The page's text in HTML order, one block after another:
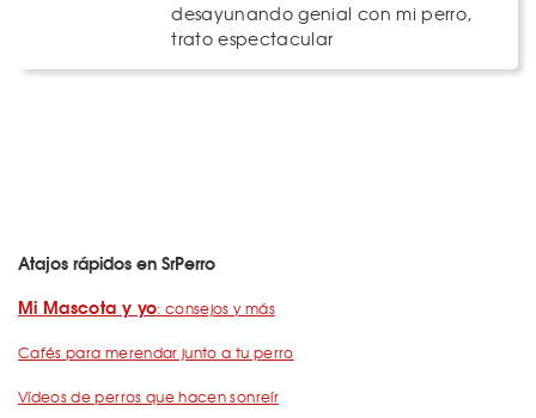
desayunando genial con mi perro,
trato espectacular
Atajos rápidos en SrPerro
Mi Mascota y yo: consejos y más
Cafés para merendar junto a tu perro
Vídeos de perros que hacen sonreír